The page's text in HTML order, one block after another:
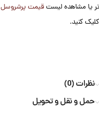
تر یا مشاهده لیستقیمت پرشروسل
کلیک کنید.
نظرات (0)
حمل و نقل و تحویل